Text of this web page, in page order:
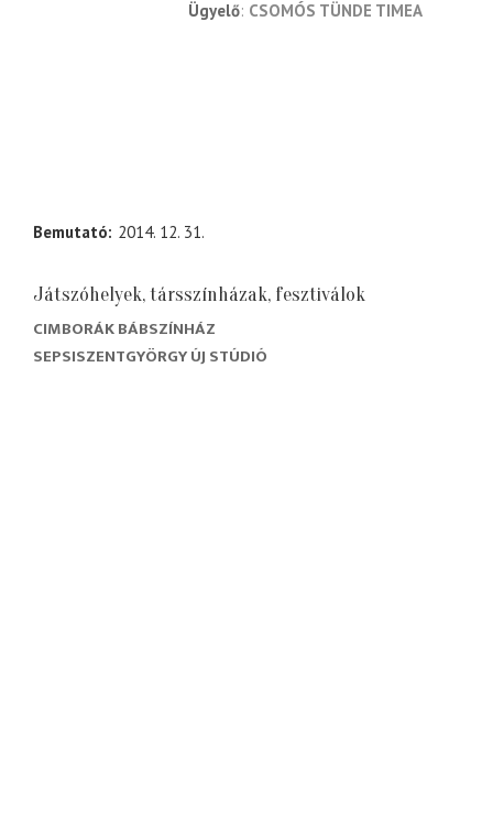
ügyelő CSOMÓS TÜNDE TIMEA
Bemutató 2014. 12. 31.
Játszóhelyek, társszínházak, fesztiválok
CIMBORÁK BÁBSZÍNHÁZ
SEPSISZENTGYÖRGY ÚJ STÚDIÓ